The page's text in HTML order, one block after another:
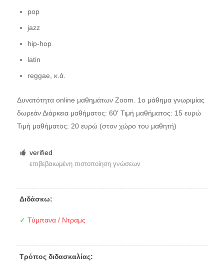
pop
jazz
hip-hop
latin
reggae, κ.ά.
Δυνατότητα online μαθημάτων Zoom. 1ο μάθημα γνωριμίας
δωρεάν Διάρκεια μαθήματος: 60' Τιμή μαθήματος: 15 ευρώ
Τιμή μαθήματος: 20 ευρώ (στον χώρο του μαθητή)
verified
επιβεβαιωμένη πιστοποίηση γνώσεων
Διδάσκω:
✓ Τύμπανα / Ντραμς
Τρόπος διδασκαλίας: